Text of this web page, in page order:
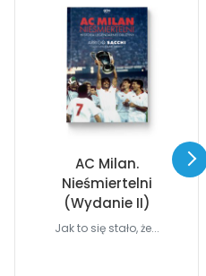
AC Milan.
Nieśmiertelni
(Wydanie II)
Jak to się stało, że...